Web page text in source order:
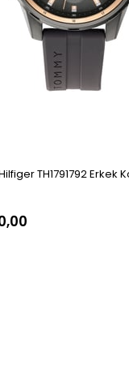
TH1791792 Erkek